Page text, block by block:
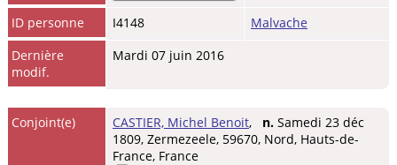
ID personne
I4148
Malvache
Dernière
modif.
Mardi 07 juin 2016
Conjoint(e) CASTIER, Michel Benoit, n. Samedi 23 déc
1809, Zermezeele, 59670, Nord, Hauts-de-
France, France